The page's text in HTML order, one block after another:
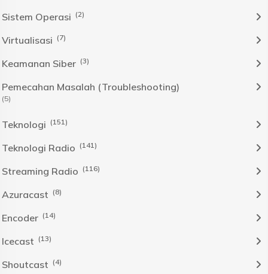
Sistem Operasi (2)
Virtualisasi (7)
Keamanan Siber (3)
Pemecahan Masalah (Troubleshooting)
(5)
Teknologi (151)
Teknologi Radio (141)
Streaming Radio (116)
Azuracast (8)
Encoder (14)
Icecast (13)
Shoutcast (4)